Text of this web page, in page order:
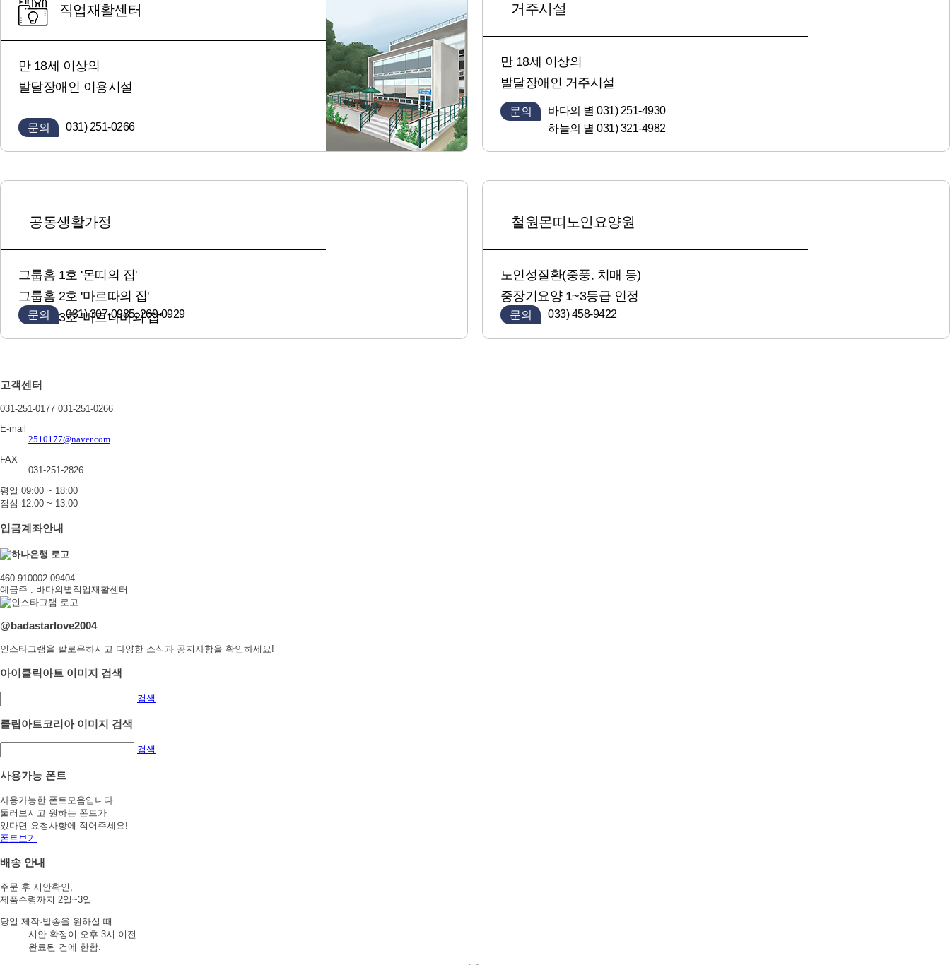
직업재활센터
만 18세 이상의
발달장애인 이용시설
문의 031) 251-0266
거주시설
만 18세 이상의
발달장애인 거주시설
문의
바다의 별 031) 251-4930
하늘의 별 031) 321-4982
공동생활가정
그룹홈 1호 '몬띠의 집'
그룹홈 2호 '마르따의 집'
그룹홈 3호 '바르나바의 집'
문의 031) 307-0985, 269-0929
철원몬띠노인요양원
노인성질환(중풍, 치매 등)
중장기요양 1~3등급 인정
문의 033) 458-9422
고객센터
031-251-0177 031-251-0266
E-mail
2510177@naver.com
FAX
031-251-2826
평일 09:00 ~ 18:00
점심 12:00 ~ 13:00
입금계좌안내
460-910002-09404
예금주 : 바다의별직업재활센터
@badastarlove2004
인스타그램을 팔로우하시고 다양한 소식과 공지사항을 확인하세요!
아이클릭아트 이미지 검색
검색
클립아트코리아 이미지 검색
검색
사용가능 폰트
사용가능한 폰트모음입니다.
둘러보시고 원하는 폰트가
있다면 요청사항에 적어주세요!
폰트보기
배송 안내
주문 후 시안확인,
제품수령까지 2일~3일
당일 제작·발송을 원하실 때
시안 확정이 오후 3시 이전
완료된 건에 한함.